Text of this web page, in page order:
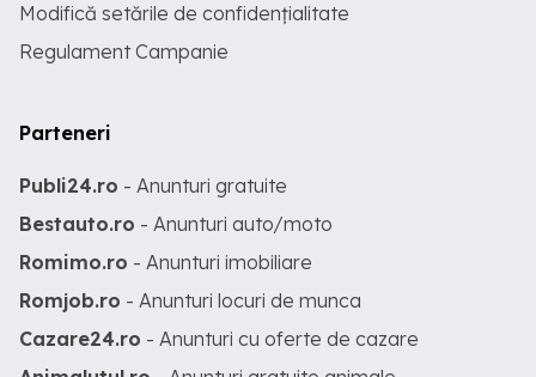
Modifică setările de confidențialitate
Regulament Campanie
Parteneri
Publi24.ro - Anunturi gratuite
Bestauto.ro - Anunturi auto/moto
Romimo.ro - Anunturi imobiliare
Romjob.ro - Anunturi locuri de munca
Cazare24.ro - Anunturi cu oferte de cazare